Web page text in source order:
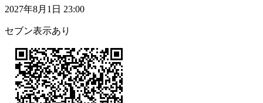
2027年8月1日 23:00
セブン表示あり